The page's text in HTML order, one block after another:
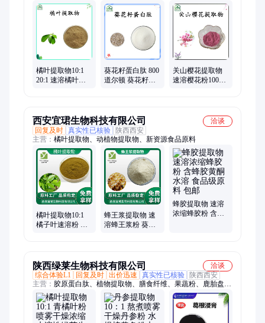
粉、斑斓叶冻干粉、沙棘粉、猪肾冻干粉、食叶草粉、桂花粉、
玫瑰茄冻干粉、黑枸杞冻干粉、豌豆苗粉、葫芦巴叶粉、油莎豆
粉、桑葚粉、肉苁蓉提取物、淫羊藿提取物、沉香提取物、黄豆
芽提取物
橘叶提取物10:1
20:1 速溶橘叶粉
葵花籽蛋白肽 800
道尔顿 葵花籽肽
关山樱花提取物
速溶樱花粉100目
西安宜珺生物科技有限公司
洽谈
回复及时 真实性已核验
陕西西安
主营： 橘叶提取物、动植物提取物、新资源食品原料
橘叶提取物10:1
橘子叶速溶粉 浓
蜂王浆提取物 速
溶蜂王浆粉 葵烯
蜂胶提取物 速溶
浓缩蜂胶粉 含蜂
陕西绿莱生物科技有限公司
洽谈
综合体验L1
回复及时 出价迅速 真实性已核验
陕西西安
主营： 胶原蛋白肽、植物提取物、膳食纤维、果蔬粉、鹿胎盘提
取物